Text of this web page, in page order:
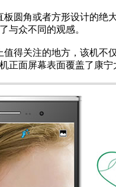
板圆角或者方形设计的绝
与众不同的观感。
值得关注的地方，该机不
正面屏幕表面覆盖了康